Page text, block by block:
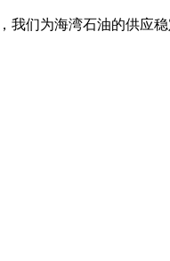
我们为海湾石油的供应